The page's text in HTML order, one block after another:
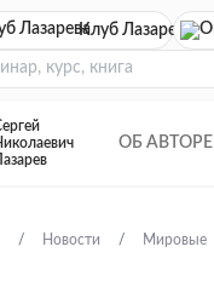
Клуб Лазарева
ОБ АВТОРЕ
Новости Мировые